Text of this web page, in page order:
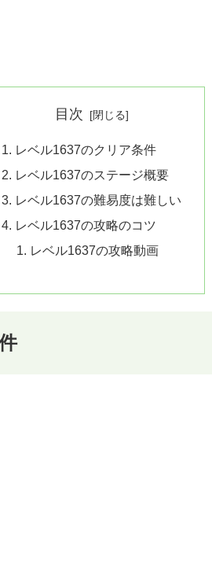
目次
レベル1637のクリア条件
レベル1637のステージ概要
レベル1637の難易度は難しい
レベル1637の攻略のコツ
レベル1637の攻略動画